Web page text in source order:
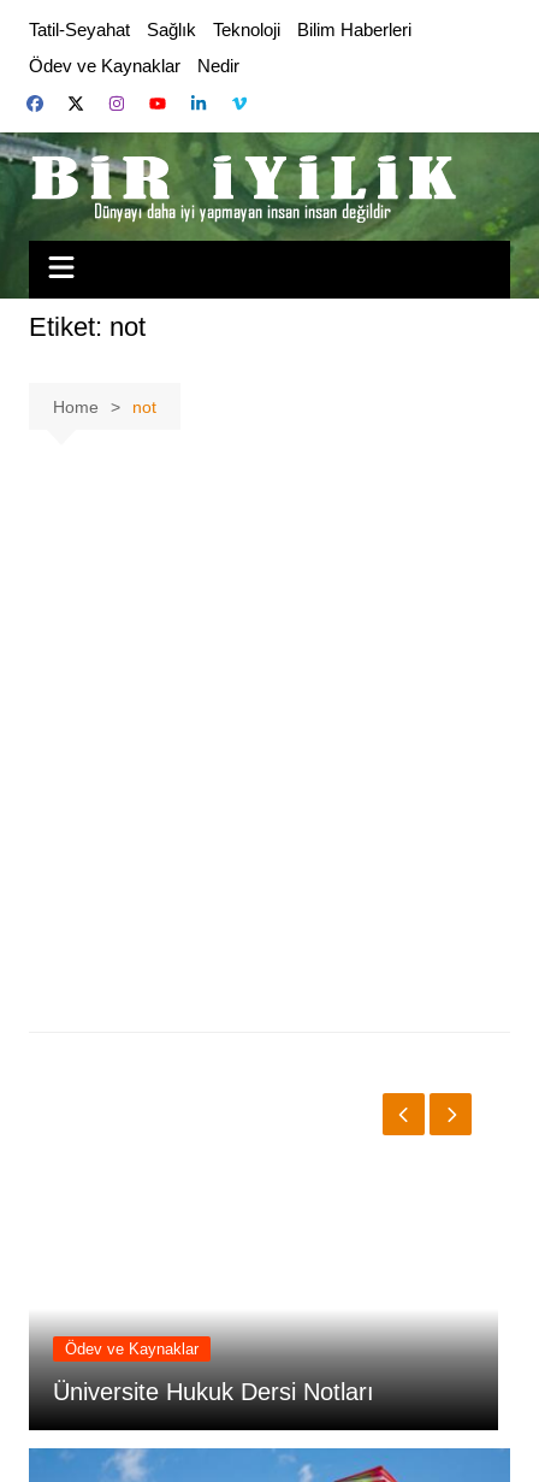
content
Tatil-Seyahat Sağlık Teknoloji
Bilim Haberleri
Ödev ve Kaynaklar
Nedir
Etiket: not
Home not
Ödev ve Kaynaklar
Üniversite Hukuk Dersi Notları
Ödev
Gülle